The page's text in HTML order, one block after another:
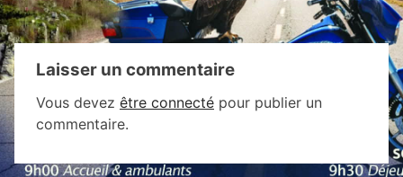
de
l’article
Laisser un commentaire
Vous devez être connecté pour publier un
commentaire.